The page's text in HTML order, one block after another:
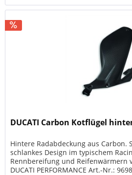
DUCATI Carbon Kotflügel
Hintere Radabdeckung aus Carbon.
schlankes Design im typischem
Rennbereifung und Reifenwärmern
DUCATI PERFORMANCE Art.-Nr.: